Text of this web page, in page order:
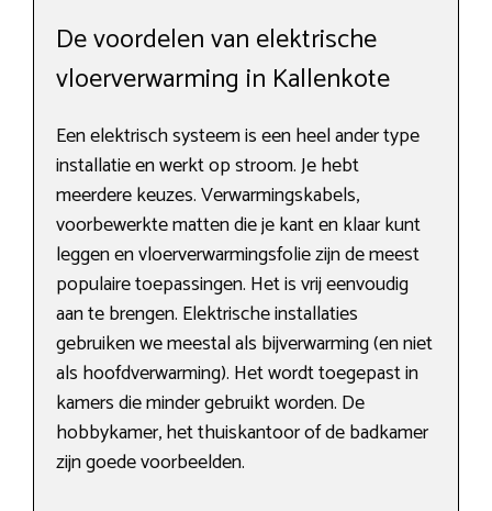
De voordelen van elektrische
vloerverwarming in Kallenkote
Een elektrisch systeem is een heel ander type
installatie en werkt op stroom. Je hebt
meerdere keuzes. Verwarmingskabels,
voorbewerkte matten die je kant en klaar kunt
leggen en vloerverwarmingsfolie zijn de meest
populaire toepassingen. Het is vrij eenvoudig
aan te brengen. Elektrische installaties
gebruiken we meestal als bijverwarming (en niet
als hoofdverwarming). Het wordt toegepast in
kamers die minder gebruikt worden. De
hobbykamer, het thuiskantoor of de badkamer
zijn goede voorbeelden.